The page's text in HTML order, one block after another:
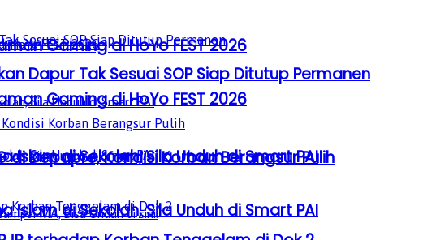
Gaming di HoYo FEST 2026
Islam di Sekolah, Sila Unduh di Smart PAI
Gaming di HoYo FEST 2026
Islam di Sekolah, Sila Unduh di Smart PAI
Dapur Tak Sesuai SOP Siap Ditutup Permanen
Depapre, Kondisi Korban Berangsur Pulih